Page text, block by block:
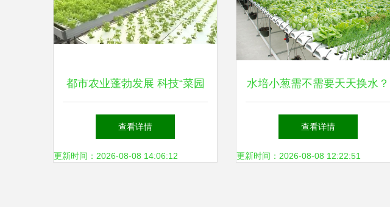
都市农业蓬勃发展 科技“菜园
子”添彩城市生活的绿色经济
样本
查看详情
更新时间：2026-08-08 14:06:12
水培小葱需不需要天天换水？
权威种植技术详解与四季管理
方案
查看详情
更新时间：2026-08-08 12:22:51